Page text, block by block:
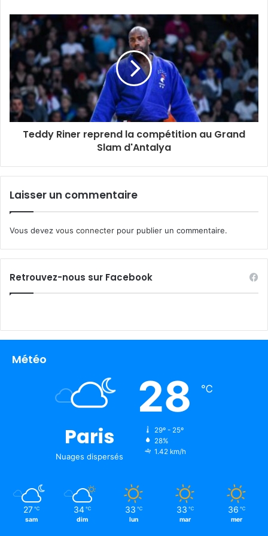
Teddy Riner reprend la compétition au Grand
Slam d'Antalya
Laisser un commentaire
Vous devez vous connecter pour publier un commentaire.
Retrouvez-nous sur Facebook
Météo
Paris
Nuages ​​dispersés
28 ℃
29º - 25º
28%
1.42 km/h
27 ℃
sam
34 ℃
dim
33 ℃
lun
33 ℃
mar
36 ℃
mer